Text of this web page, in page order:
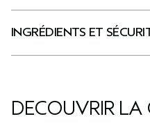
INGRÉDIENTS ET
DÉCOUVRIR